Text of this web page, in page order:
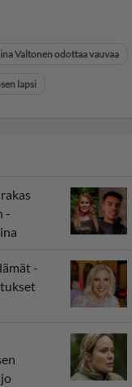
Valtonen odottaa vauvaa
lapsi
-
-